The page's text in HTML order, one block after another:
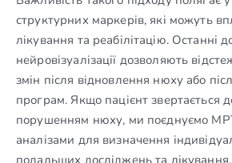
структурних маркерів, які можуть
лікування та реабілітацію. Останні
нейровізуалізації дозволяють
змін після відновлення нюху або
програм. Якщо пацієнт звертається
порушенням нюху, ми поєднуємо
аналізами для визначення
подальших досліджень та лікування.